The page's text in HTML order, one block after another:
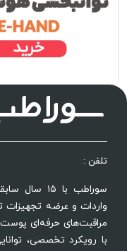
تلفن :
سوراطب با
واردات و عرضه
مراقبت‌های حرفه‌ای
با رویکرد تخصصی،